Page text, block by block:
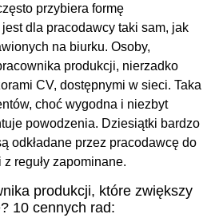
przybiera formę
dla pracodawcy taki sam, jak
na biurku. Osoby,
produkcji, nierzadko
CV, dostępnymi w sieci. Taka
choć wygodna i niezbyt
powodzenia. Dziesiątki bardzo
odkładane przez pracodawcę do
reguły zapominane.
produkcji, które zwiększy
10 cennych rad: